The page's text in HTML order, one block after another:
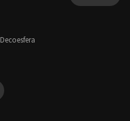
Decoesfera